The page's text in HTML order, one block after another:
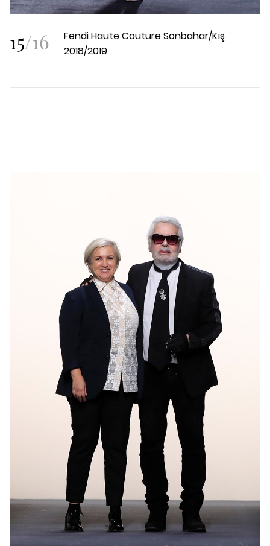
15/16
Fendi Haute Couture Sonbahar/Kış
2018/2019